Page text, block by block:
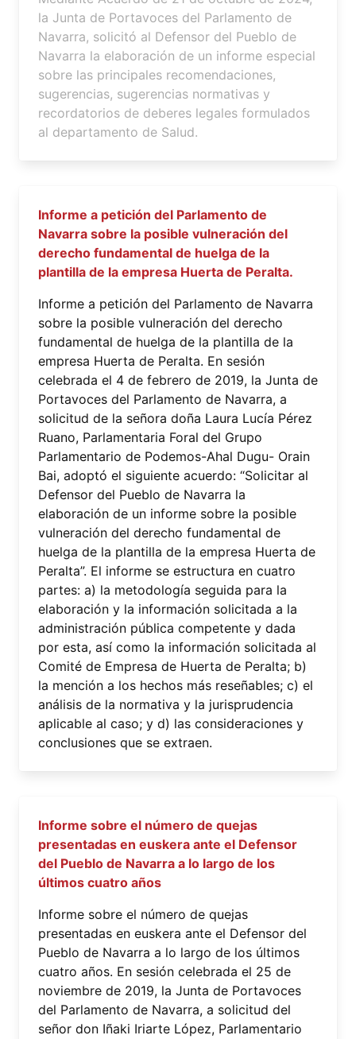
la Junta de Portavoces del Parlamento de
Navarra, solicitó al Defensor del Pueblo de
Navarra la elaboración de un informe especial
sobre las principales recomendaciones,
sugerencias, sugerencias normativas y
recordatorios de deberes legales formulados
al departamento de Salud.
Informe a petición del Parlamento de
Navarra sobre la posible vulneración del
derecho fundamental de huelga de la
plantilla de la empresa Huerta de Peralta.
Informe a petición del Parlamento de Navarra
sobre la posible vulneración del derecho
fundamental de huelga de la plantilla de la
empresa Huerta de Peralta. En sesión
celebrada el 4 de febrero de 2019, la Junta de
Portavoces del Parlamento de Navarra, a
solicitud de la señora doña Laura Lucía Pérez
Ruano, Parlamentaria Foral del Grupo
Parlamentario de Podemos-Ahal Dugu- Orain
Bai, adoptó el siguiente acuerdo: “Solicitar al
Defensor del Pueblo de Navarra la
elaboración de un informe sobre la posible
vulneración del derecho fundamental de
huelga de la plantilla de la empresa Huerta de
Peralta”. El informe se estructura en cuatro
partes: a) la metodología seguida para la
elaboración y la información solicitada a la
administración pública competente y dada
por esta, así como la información solicitada al
Comité de Empresa de Huerta de Peralta; b)
la mención a los hechos más reseñables; c) el
análisis de la normativa y la jurisprudencia
aplicable al caso; y d) las consideraciones y
conclusiones que se extraen.
Informe sobre el número de quejas
presentadas en euskera ante el Defensor
del Pueblo de Navarra a lo largo de los
últimos cuatro años
Informe sobre el número de quejas
presentadas en euskera ante el Defensor del
Pueblo de Navarra a lo largo de los últimos
cuatro años. En sesión celebrada el 25 de
noviembre de 2019, la Junta de Portavoces
del Parlamento de Navarra, a solicitud del
señor don Iñaki Iriarte López, Parlamentario